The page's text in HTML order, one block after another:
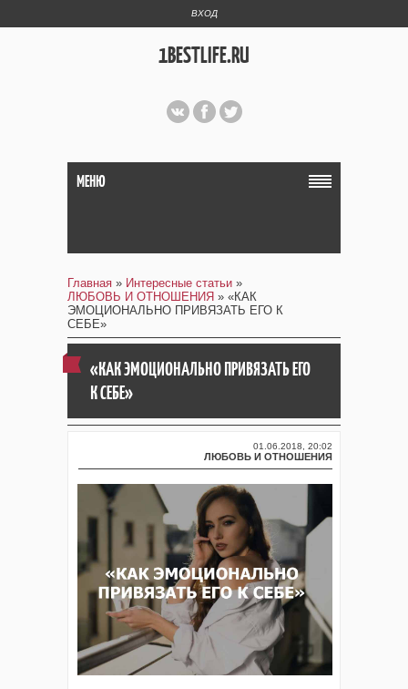
ВХОД
1BESTLIFE.RU
МЕНЮ
Главная » Интересные статьи »
ЛЮБОВЬ И ОТНОШЕНИЯ » «КАК
ЭМОЦИОНАЛЬНО ПРИВЯЗАТЬ ЕГО К
СЕБЕ»
«КАК ЭМОЦИОНАЛЬНО ПРИВЯЗАТЬ ЕГО
К СЕБЕ»
01.06.2018, 20:02
ЛЮБОВЬ И ОТНОШЕНИЯ